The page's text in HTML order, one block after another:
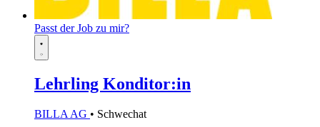
Passt der Job zu mir?
Lehrling Konditor:in
BILLA AG • Schwechat